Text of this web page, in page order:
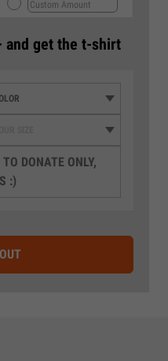
and get the t-shirt
DONATE ONLY,
:)